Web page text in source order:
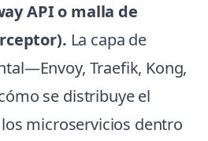
API o malla de
La capa de
Traefik, Kong,
se distribuye el
microservicios dentro